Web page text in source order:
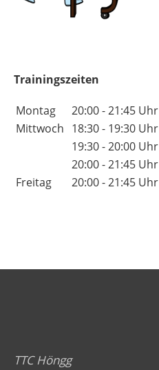
Trainingszeiten
Montag
20:00 - 21:45 Uhr
Mittwoch 18:30 - 19:30 Uhr
19:30 - 20:00 Uhr
20:00 - 21:45 Uhr
Freitag
20:00 - 21:45 Uhr
TTC Höngg